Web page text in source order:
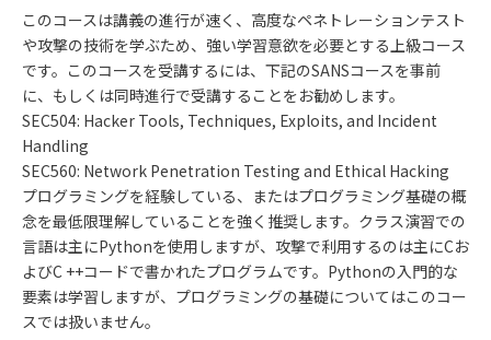
このコースは講義の進行が速く、高度なペネトレーションテスト
や攻撃の技術を学ぶため、強い学習意欲を必要とする上級コース
です。このコースを受講するには、下記のSANSコースを事前
に、もしくは同時進行で受講することをお勧めします。
SEC504: Hacker Tools, Techniques, Exploits, and Incident
Handling
SEC560: Network Penetration Testing and Ethical Hacking
プログラミングを経験している、またはプログラミング基礎の概
念を最低限理解していることを強く推奨します。クラス演習での
言語は主にPythonを使用しますが、攻撃で利用するのは主にCお
よびC ++コードで書かれたプログラムです。Pythonの入門的な
要素は学習しますが、プログラミングの基礎についてはこのコー
スでは扱いません。